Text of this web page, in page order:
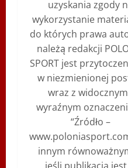
uzyskania zgody
wykorzystanie
do których prawa
należą redakcji
SPORT jest
w niezmienionej
wraz z
wyraźnym
“Źródło –
innym